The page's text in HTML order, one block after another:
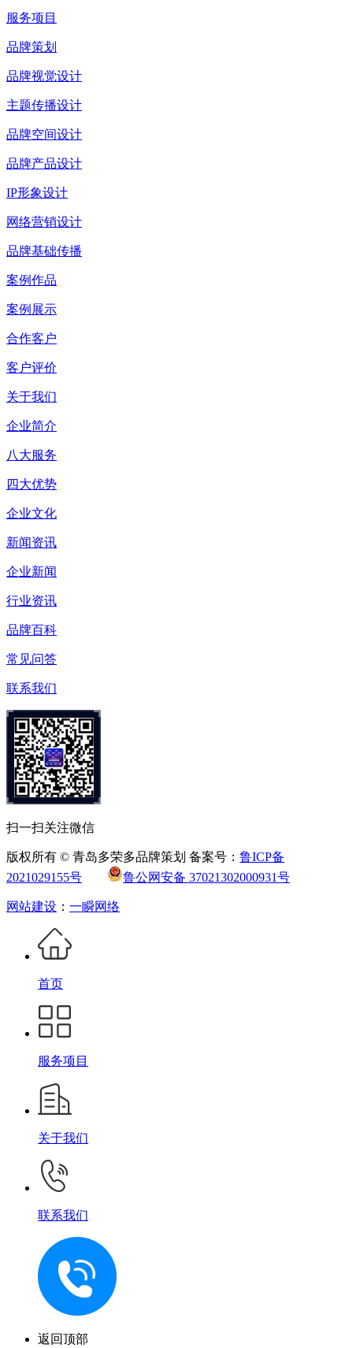
服务项目
品牌策划
品牌视觉设计
主题传播设计
品牌空间设计
品牌产品设计
IP形象设计
网络营销设计
品牌基础传播
案例作品
案例展示
合作客户
客户评价
关于我们
企业简介
八大服务
四大优势
企业文化
新闻资讯
企业新闻
行业资讯
品牌百科
常见问答
联系我们
扫一扫关注微信
版权所有 © 青岛多荣多品牌策划 备案号： 鲁ICP备
2021029155号
鲁公网安备 37021302000931号
网站建设 ： 一瞬网络
首页
服务项目
关于我们
联系我们
返回顶部